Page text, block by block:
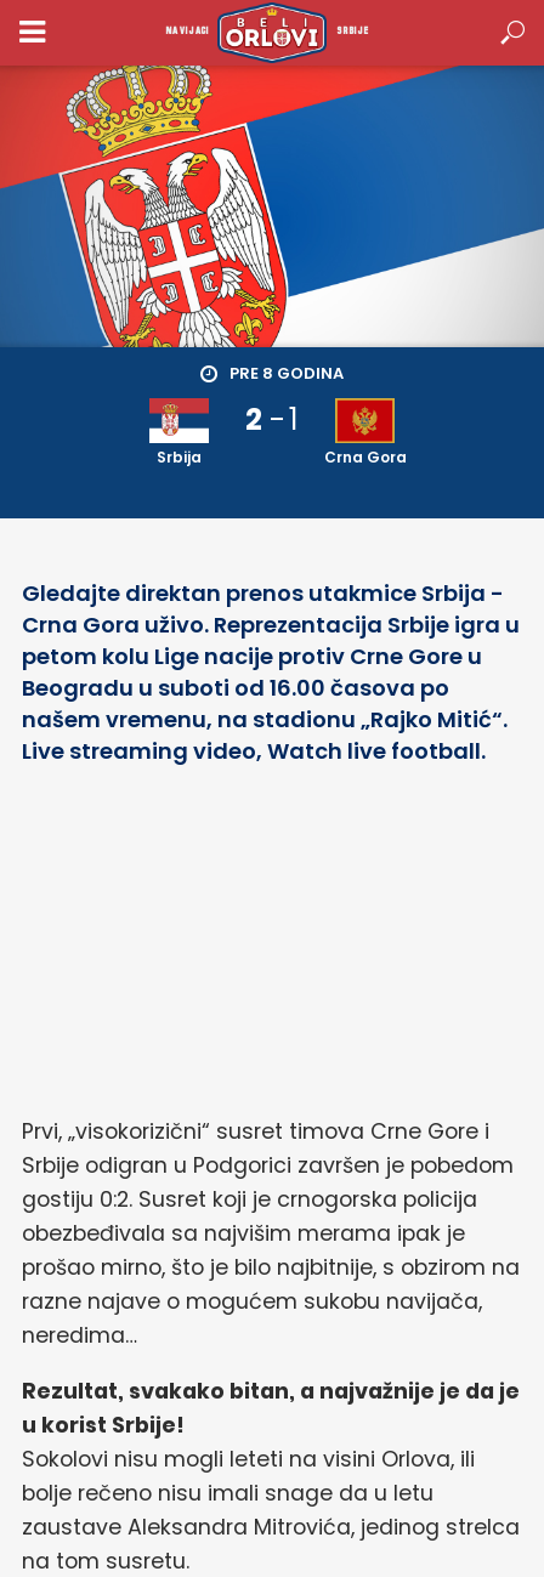
NAVIJACI SRBIJE
PRE 8 GODINA
Srbija
2 -1
Crna Gora
Gledajte direktan prenos utakmice Srbija -
Crna Gora uživo. Reprezentacija Srbije igra u
petom kolu Lige nacije protiv Crne Gore u
Beogradu u suboti od 16.00 časova po
našem vremenu, na stadionu „Rajko Mitić“.
Live streaming video, Watch live football.
Prvi, „visokorizični“ susret timova Crne Gore i
Srbije odigran u Podgorici završen je pobedom
gostiju 0:2. Susret koji je crnogorska policija
obezbeđivala sa najvišim merama ipak je
prošao mirno, što je bilo najbitnije, s obzirom na
razne najave o mogućem sukobu navijača,
neredima…
Rezultat, svakako bitan, a najvažnije je da je
u korist Srbije!
Sokolovi nisu mogli leteti na visini Orlova, ili
bolje rečeno nisu imali snage da u letu
zaustave Aleksandra Mitrovića, jedinog strelca
na tom susretu.